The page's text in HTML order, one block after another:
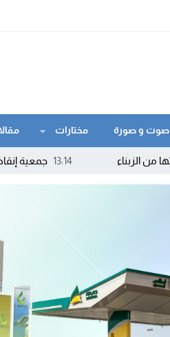
صوت و صورة مختارات
13:14 جمعية إنقاذ الأرواح